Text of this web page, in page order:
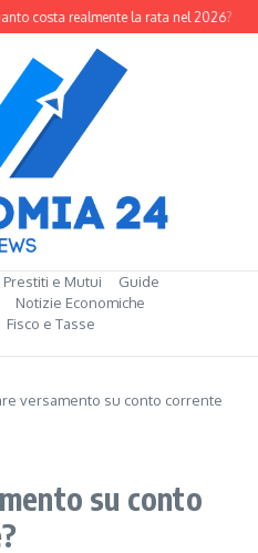
costa realmente la rata nel 2026?
Prestiti e Mutui
Guide
Notizie Economiche
Fisco e Tasse
versamento su conto corrente
su conto